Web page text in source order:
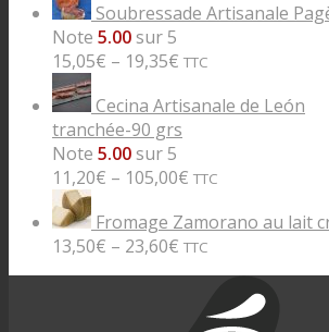
Soubressade Artisanale
Note 5.00sur 5
15,05€ – 19,35€ TTC
Cecina Artisanale de León
tranchée-90 grs
Note 5.00sur 5
11,20€ – 105,00€ TTC
Fromage Zamorano au lait
13,50€ – 23,60€ TTC